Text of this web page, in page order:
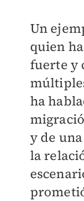
Un
quien
fuerte y
ha
y de
la